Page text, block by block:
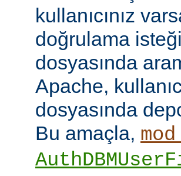
kullanıcınız
doğrulama
dosyasında
Apache,
dosyasında
Bu amaçla,